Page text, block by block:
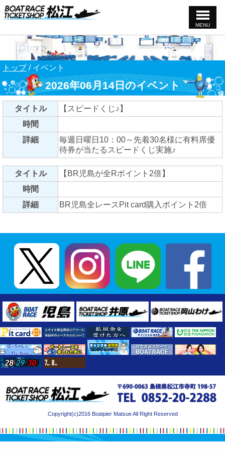
このページの本文へ
MENU
現
の
位
置：
トップ/ イベント
2026年06月14日のイベント
タイトル
【スピードくじ♪】
時間
詳細
毎週日曜日10：00～先着30名様に有料席優
待券が当たるスピードくじ実施♪
タイトル
【BR児島が全Rポイント2倍】
時間
詳細
BR児島全レースPit card購入ポイント2倍
Copyright(c)2016 Boatpier Matsue All Right Reserved